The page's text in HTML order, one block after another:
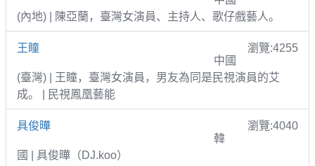
(內地) | 陳亞蘭，臺灣女演員、主持人、歌仔戲藝人。
王瞳
瀏覽:4255
中國
(臺灣) | 王瞳，臺灣女演員，男友為同是民視演員的艾
成。 | 民視鳳凰藝能
具俊曄
瀏覽:4040
韓
國 | 具俊曄（DJ.koo）